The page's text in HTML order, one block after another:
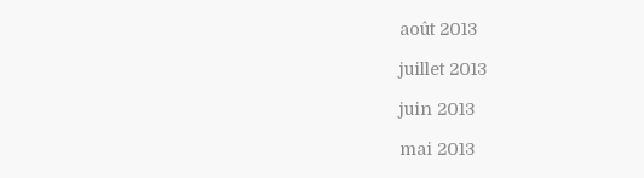
août 2013
juillet 2013
juin 2013
mai 2013